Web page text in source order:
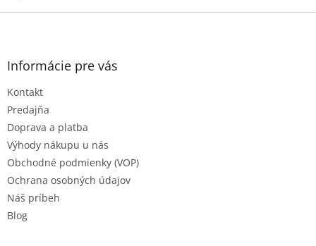
Z
Informácie pre vás
Kontakt
Predajňa
Doprava a platba
Výhody nákupu u nás
Obchodné podmienky (VOP)
Ochrana osobných údajov
Náš príbeh
Blog